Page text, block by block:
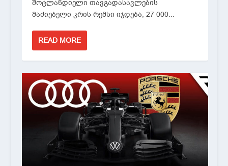
შოტლანდიელი თავგადასავლების
მაძიებელი კრის რემსი იჯდება, 27 000...
READ MORE